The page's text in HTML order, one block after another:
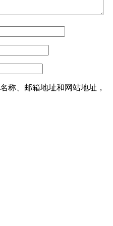
称、邮箱地址和网站地址，